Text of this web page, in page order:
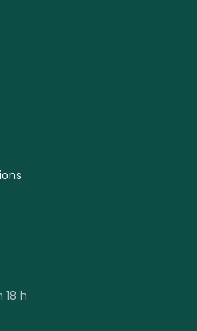
18 h